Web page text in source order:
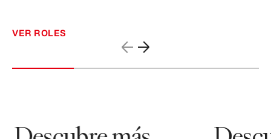
VER ROLES